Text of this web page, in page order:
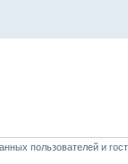
пользователей и